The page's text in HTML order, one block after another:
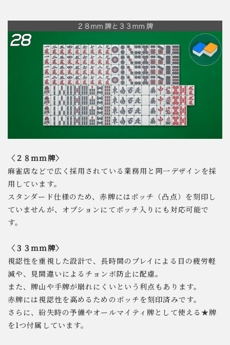
〈２８mm牌〉
麻雀店などで広く採用されている業務用と同一デザインを採
用しています。
スタンダード仕様のため、赤牌にはポッチ（凸点）を刻印し
ていませんが、オプションにてポッチ入りにも対応可能で
す。
〈３３mm牌〉
視認性を重視した設計で、長時間のプレイによる目の疲労軽
減や、見間違いによるチョンボ防止に配慮。
また、牌山や手牌が崩れにくいという利点もあります。
赤牌には視認性を高めるためのポッチを刻印済みです。
さらに、紛失時の予備やオールマイティ牌として使える★牌
を1つ付属しています。